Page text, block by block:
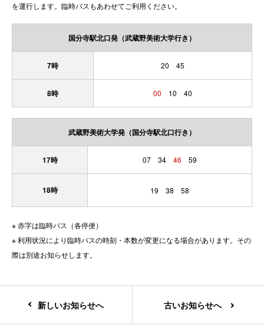
を運行します。臨時バスもあわせてご利用ください。
国分寺駅北口発（武蔵野美術大学行き）
7時 20 45
8時 00 10 40
武蔵野美術⼤学発（国分寺駅北⼝⾏き）
17時 07 34 46 59
18時 19 38 58
※ 赤字は臨時バス（各停便）
※ 利用状況により臨時バスの時刻・本数が変更になる場合があります。その
際は別途お知らせします。
新しいお知らせへ 古いお知らせへ